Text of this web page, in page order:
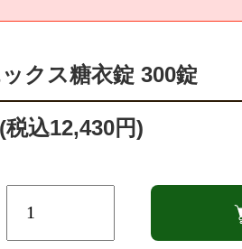
クス糖衣錠 300錠
税込12,430円)